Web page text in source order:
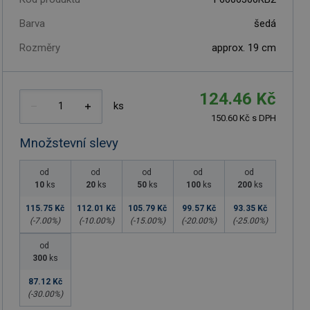
Barva
šedá
Rozměry
approx. 19 cm
ks 124.46 Kč
150.60 Kč s DPH
Množstevní slevy
od
10 ks
115.75 Kč
(-7.00%)
od
20 ks
112.01 Kč
(-10.00%)
od
50 ks
105.79 Kč
(-15.00%)
od
100 ks
99.57 Kč
(-20.00%)
od
200 ks
93.35 Kč
(-25.00%)
od
300 ks
87.12 Kč
(-30.00%)